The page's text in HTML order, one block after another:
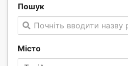
Пошук
Почніть вводити назву
Місто